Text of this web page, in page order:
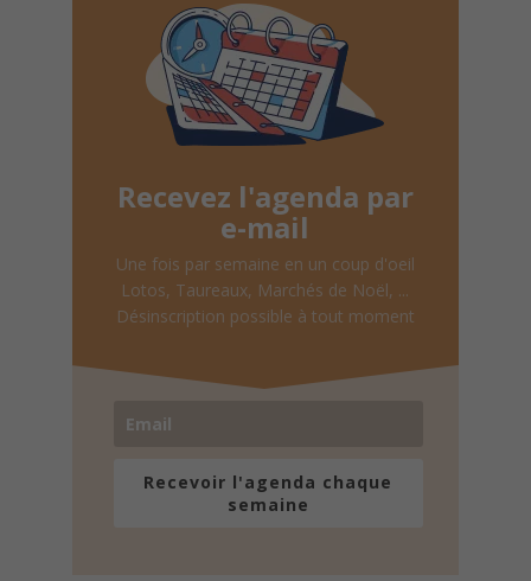
Recevez l'agenda par
e-mail
Une fois par semaine en un coup d'oeil
Lotos, Taureaux, Marchés de Noël, ...
Désinscription possible à tout moment
Recevoir l'agenda chaque
semaine